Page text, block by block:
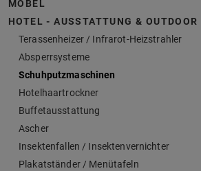
MÖBEL
HOTEL - AUSSTATTUNG & OUTDOOR
Terassenheizer / Infrarot-Heizstrahler
Absperrsysteme
Schuhputzmaschinen
Hotelhaartrockner
Buffetausstattung
Ascher
Insektenfallen / Insektenvernichter
Plakatständer / Menütafeln